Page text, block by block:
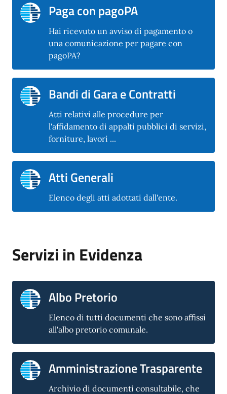
Paga con pagoPA
Hai ricevuto un avviso di pagamento o
una comunicazione per pagare con
pagoPA?
Bandi di Gara e Contratti
Atti relativi alle procedure per
l'affidamento di appalti pubblici di servizi,
forniture, lavori ...
Atti Generali
Elenco degli atti adottati dall'ente.
Servizi in Evidenza
Albo Pretorio
Elenco di tutti documenti che sono affissi
all'albo pretorio comunale.
Amministrazione Trasparente
Archivio di documenti consultabile, che